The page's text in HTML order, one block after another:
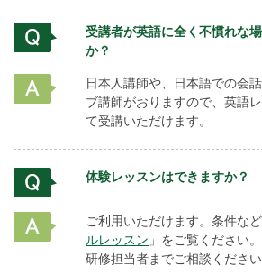
受講者が英語に全く不慣れな
か？
日本人講師や、日本語での会
ブ講師がおりますので、英語
て受講いただけます。
体験レッスンはできますか？
ご利用いただけます。条件な
ルレッスン 」をご覧ください
研修担当者までご相談ください